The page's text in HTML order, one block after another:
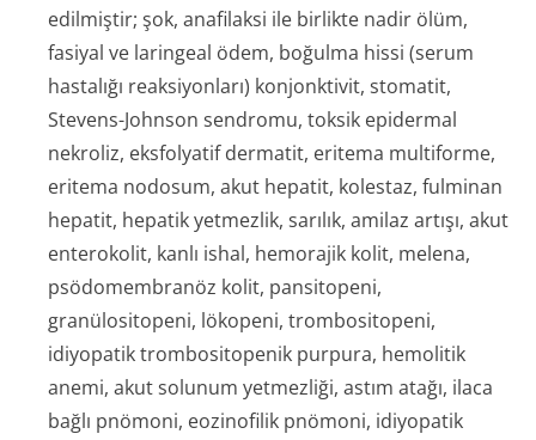
edilmiştir; şok, anafilaksi ile birlikte nadir ölüm,
fasiyal ve laringeal ödem, boğulma hissi (serum
hastalığı reaksiyonları) konjonktivit, stomatit,
Stevens-Johnson sendromu, toksik epidermal
nekroliz, eksfolyatif dermatit, eritema multiforme,
eritema nodosum, akut hepatit, kolestaz, fulminan
hepatit, hepatik yetmezlik, sarılık, amilaz artışı, akut
enterokolit, kanlı ishal, hemorajik kolit, melena,
psödomembranöz kolit, pansitopeni,
granülositopeni, lökopeni, trombositopeni,
idiyopatik trombositopenik purpura, hemolitik
anemi, akut solunum yetmezliği, astım atağı, ilaca
bağlı pnömoni, eozinofilik pnömoni, idiyopatik